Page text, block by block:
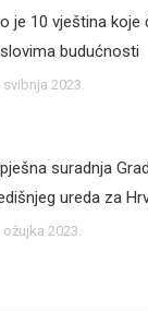
je 10 vještina koje
budućnosti
svibnja 2023.
suradnja
ureda za
ožujka 2023.